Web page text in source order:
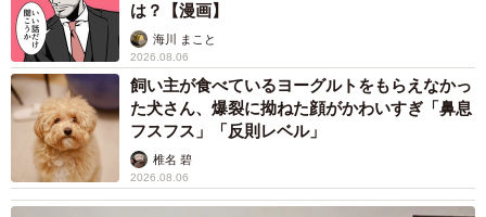
ーズをすれば誰か人が構ってくれる』と学習している気が
します…。誰にでも甘えたがる子なので（笑）」
ーー双子ちゃんとむぎちゃん、どのような家族になってほ
しいですか？
「前述の通り、むぎは人が大好きで、寄り添ったり甘えた
は？【漫画】
海川 まこと
2026.08.06
飼い主が食べているヨーグルトをもらえなかっ
た犬さん、爆裂に拗ねた顔がかわいすぎ「鼻息
フスフス」「反則レベル」
椎名 碧
2026.08.06